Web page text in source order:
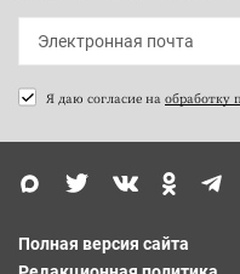
Я даю согласие на обработку
Полная версия сайта